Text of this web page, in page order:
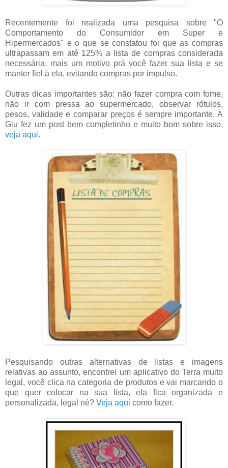
Recentemente foi realizada uma pesquisa sobre "O
Comportamento do Consumidor em Super e
Hipermercados" e o que se constatou foi que as compras
ultrapassam em até 125% a lista de compras considerada
necessária, mais um motivo prá você fazer sua lista e se
manter fiel à ela, evitando compras por impulso.
Outras dicas importantes são: não fazer compra com fome,
não ir com pressa ao supermercado, observar rótulos,
pesos, validade e comparar preços é sempre importante. A
Giu fez um post bem completinho e muito bom sobre isso,
veja aqui.
Pesquisando outras alternativas de listas e imagens
relativas ao assunto, encontrei um aplicativo do Terra muito
legal, você clica na categoria de produtos e vai marcando o
que quer colocar na sua lista, ela fica organizada e
personalizada, legal né? Veja aqui como fazer.